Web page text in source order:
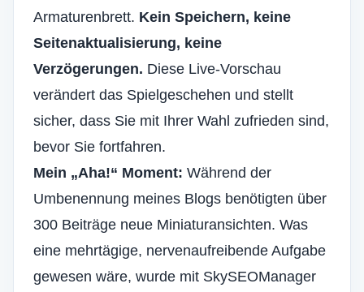
Armaturenbrett. Kein Speichern, keine
Seitenaktualisierung, keine
Verzögerungen. Diese Live-Vorschau
verändert das Spielgeschehen und stellt
sicher, dass Sie mit Ihrer Wahl zufrieden sind,
bevor Sie fortfahren.
Mein „Aha!“ Moment: Während der
Umbenennung meines Blogs benötigten über
300 Beiträge neue Miniaturansichten. Was
eine mehrtägige, nervenaufreibende Aufgabe
gewesen wäre, wurde mit SkySEOManager